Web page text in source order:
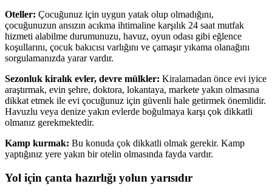
Oteller: Çocuğunuz için uygun yatak olup olmadığını,
çocuğunuzun ansızın acıkma ihtimaline karşılık 24 saat mutfak
hizmeti alabilme durumunuzu, havuz, oyun odası gibi eğlence
koşullarını, çocuk bakıcısı varlığını ve çamaşır yıkama olanağını
sorgulamanızda yarar vardır.
Sezonluk kiralık evler, devre mülkler: Kiralamadan önce evi iyice
araştırmak, evin şehre, doktora, lokantaya, markete yakın olmasına
dikkat etmek ile evi çocuğunuz için güvenli hale getirmek önemlidir.
Havuzlu veya denize yakın evlerde boğulmaya karşı çok dikkatli
olmanız gerekmektedir.
Kamp kurmak: Bu konuda çok dikkatli olmak gerekir. Kamp
yaptığınız yere yakın bir otelin olmasında fayda vardır.
Yol için çanta hazırlığı yolun yarısıdır